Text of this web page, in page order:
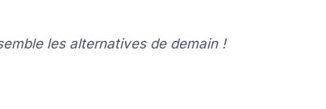
les alternatives de demain !